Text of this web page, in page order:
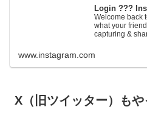
Login ???
Welcome back
what your
capturing &
www.instagram.com
X（旧ツイッター）も